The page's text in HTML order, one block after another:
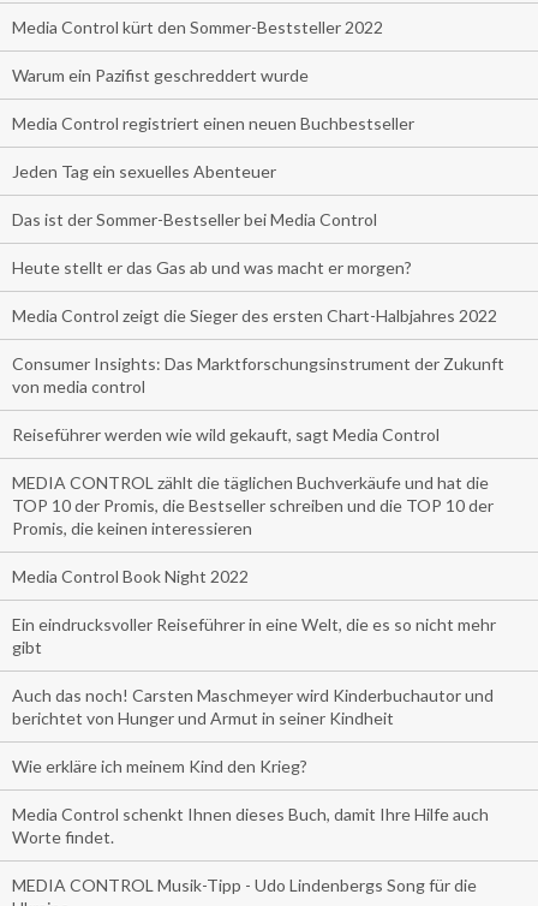
Media Control kürt den Sommer-Beststeller 2022
Warum ein Pazifist geschreddert wurde
Media Control registriert einen neuen Buchbestseller
Jeden Tag ein sexuelles Abenteuer
Das ist der Sommer-Bestseller bei Media Control
Heute stellt er das Gas ab und was macht er morgen?
Media Control zeigt die Sieger des ersten Chart-Halbjahres 2022
Consumer Insights: Das Marktforschungsinstrument der Zukunft
von media control
Reiseführer werden wie wild gekauft, sagt Media Control
MEDIA CONTROL zählt die täglichen Buchverkäufe und hat die
TOP 10 der Promis, die Bestseller schreiben und die TOP 10 der
Promis, die keinen interessieren
Media Control Book Night 2022
Ein eindrucksvoller Reiseführer in eine Welt, die es so nicht mehr
gibt
Auch das noch! Carsten Maschmeyer wird Kinderbuchautor und
berichtet von Hunger und Armut in seiner Kindheit
Wie erkläre ich meinem Kind den Krieg?
Media Control schenkt Ihnen dieses Buch, damit Ihre Hilfe auch
Worte findet.
MEDIA CONTROL Musik-Tipp - Udo Lindenbergs Song für die